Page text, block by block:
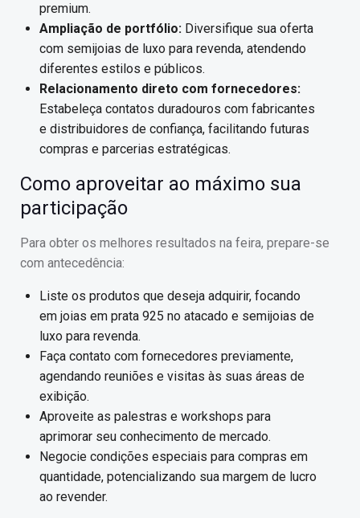
premium.
Ampliação de portfólio: Diversifique sua oferta
com semijoias de luxo para revenda, atendendo
diferentes estilos e públicos.
Relacionamento direto com fornecedores:
Estabeleça contatos duradouros com fabricantes
e distribuidores de confiança, facilitando futuras
compras e parcerias estratégicas.
Como aproveitar ao máximo sua
participação
Para obter os melhores resultados na feira, prepare-se
com antecedência:
Liste os produtos que deseja adquirir, focando
em joias em prata 925 no atacado e semijoias de
luxo para revenda.
Faça contato com fornecedores previamente,
agendando reuniões e visitas às suas áreas de
exibição.
Aproveite as palestras e workshops para
aprimorar seu conhecimento de mercado.
Negocie condições especiais para compras em
quantidade, potencializando sua margem de lucro
ao revender.